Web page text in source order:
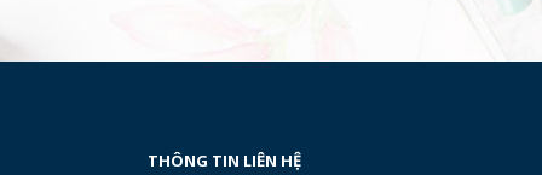
THÔNG TIN LIÊN HỆ